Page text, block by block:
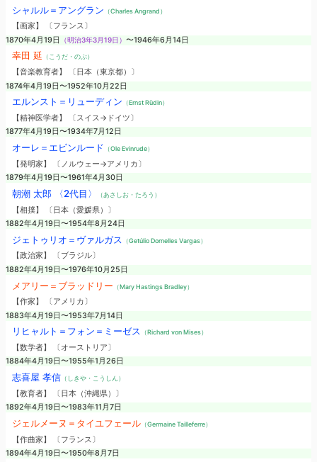
シャルル＝アングラン （Charles Angrand）
【画家】 〔フランス〕
1870年4月19日
（明治3年3月19日） 〜1946年6月14日
幸田 延 （こうだ・のぶ）
【音楽教育者】 〔日本（東京都）〕
1874年4月19日〜1952年10月22日
エルンスト＝リューディン （Ernst Rüdin）
【精神医学者】 〔スイス→ドイツ〕
1877年4月19日〜1934年7月12日
オーレ＝エビンルード （Ole Evinrude）
【発明家】 〔ノルウェー→アメリカ〕
1879年4月19日〜1961年4月30日
朝潮 太郎 〈2代目〉 （あさしお・たろう）
【相撲】 〔日本（愛媛県）〕
1882年4月19日〜1954年8月24日
ジェトゥリオ＝ヴァルガス （Getúlio Dornelles Vargas）
【政治家】 〔ブラジル〕
1882年4月19日〜1976年10月25日
メアリー＝ブラッドリー （Mary Hastings Bradley）
【作家】 〔アメリカ〕
1883年4月19日〜1953年7月14日
リヒャルト＝フォン＝ミーゼス （Richard von Mises）
【数学者】 〔オーストリア〕
1884年4月19日〜1955年1月26日
志喜屋 孝信（しきや・こうしん）
【教育者】 〔日本（沖縄県）〕
1892年4月19日〜1983年11月7日
ジェルメーヌ＝タイユフェール（Germaine Tailleferre）
【作曲家】 〔フランス〕
1894年4月19日〜1950年8月7日